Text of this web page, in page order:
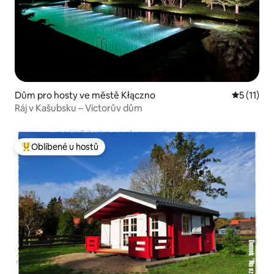
Dům pro hosty ve městě Kłączno
5 (11)
Ráj v Kašubsku – Victorův dům
Nejlepší v kategorii Oblíbené u hostů
Oblíbené u hostů